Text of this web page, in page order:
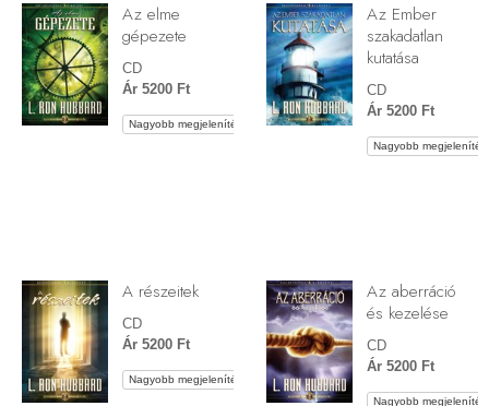
Az elme
gépezete
CD
Ár 5200 Ft
Nagyobb megjelenítés
Az Ember
szakadatlan
kutatása
CD
Ár 5200 Ft
Nagyobb megjelenítés
A részeitek
CD
Ár 5200 Ft
Nagyobb megjelenítés
Az aberráció
és kezelése
CD
Ár 5200 Ft
Nagyobb megjelenítés